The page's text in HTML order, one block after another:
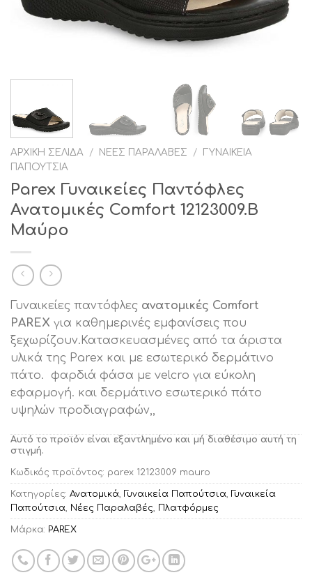
ΑΡΧΙΚΉ ΣΕΛΊΔΑ / ΝΈΕΣ ΠΑΡΑΛΑΒΈΣ /
ΓΥΝΑΙΚΕΊΑ
ΠΑΠΟΎΤΣΙΑ
Parex Γυναικείες Παντόφλες
Ανατομικές Comfort 12123009.Β
Μαύρο
Γυναικείες παντόφλες ανατομικές Comfort
PAREX για καθημερινές εμφανίσεις που
ξεχωρίζουν.Κατασκευασμένες από τα άριστα
υλικά της Parex και με εσωτερικό δερμάτινο
πάτο. φαρδιά φάσα με velcro για εύκολη
εφαρμογή. και δερμάτινο εσωτερικό πάτο
υψηλών προδιαγραφών,,
Αυτό το προϊόν είναι εξαντλημένο και μή διαθέσιμο αυτή τη
στιγμή.
Κωδικός προϊόντος: parex 12123009 mauro
Κατηγορίες: Ανατομικά, Γυναικεία Παπούτσια, Γυναικεία
Παπούτσια, Νέες Παραλαβές, Πλατφόρμες
Μάρκα: PAREX